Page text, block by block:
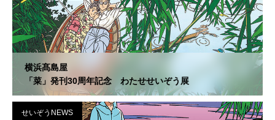
横浜髙島屋
「菜」発刊30周年記念 わたせせいぞう展
せいぞうNEWS